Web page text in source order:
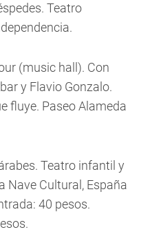
Teatro
(music hall). Con
y Flavio Gonzalo.
fluye. Paseo Alameda
Teatro infantil y
Nave Cultural, España
40 pesos.